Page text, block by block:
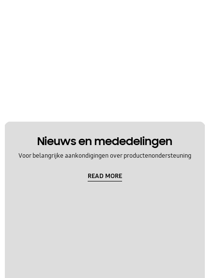
Nieuws en mededelingen
Voor belangrijke aankondigingen over productenondersteuning
READ MORE